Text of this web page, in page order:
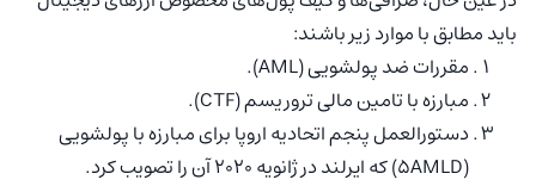
باید مطابق با موارد زیر باشند:
مقررات ضد پولشویی (AML).
مبارزه با تامین مالی تروریسم (CTF).
دستورالعمل پنجم اتحادیه اروپا برای مبارزه با پولشویی
(5AMLD) که ایرلند در ژانویه 2020 آن را تصویب کرد.